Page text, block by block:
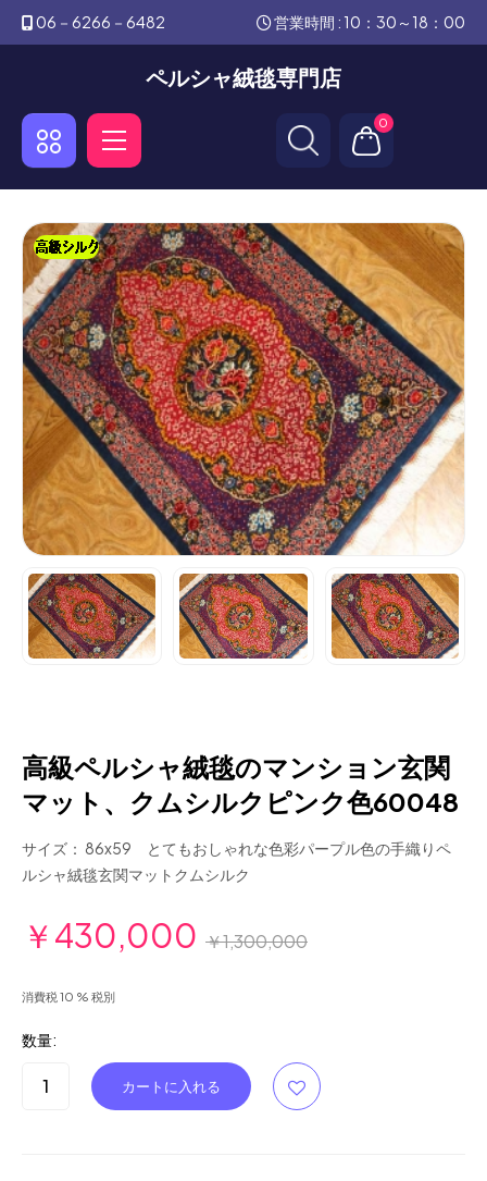
06－6266－6482 営業時間 : 10：30～18：00
ペルシャ絨毯専門店
0
高級ペルシャ絨毯のマンション玄関
マット、クムシルクピンク色60048
サイズ： 86x59 とてもおしゃれな色彩パープル色の手織りペ
ルシャ絨毯玄関マットクムシルク
￥430,000 ￥1,300,000
消費税 10 % 税別
数量: